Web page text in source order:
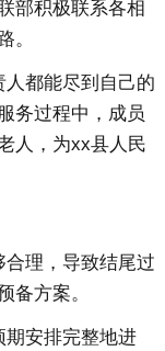
部积极联系各相
。
都能尽到自己的
务过程中，成员
人，为xx县人民
理，导致结尾过
备方案。
安排完整地进